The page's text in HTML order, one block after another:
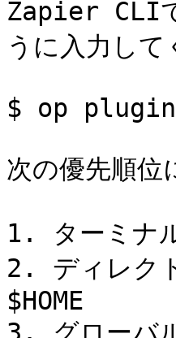
Zapier CLIで
うに入力して
$ op
次の優先順位
1. ターミナ
2. ディレク
$HOME